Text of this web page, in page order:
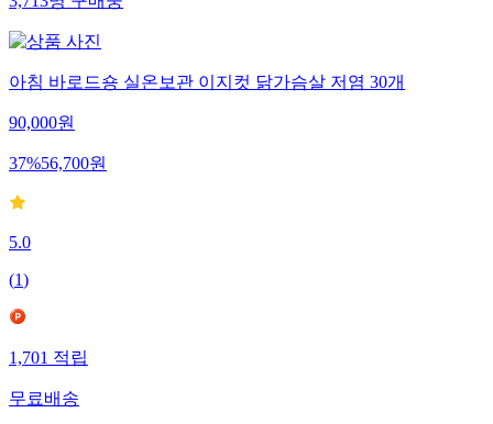
3,713명구매중
아침 바로드숑 실온보관 이지컷 닭가슴살 저염 30개
90,000원
37%56,700원
5.0
(1)
1,701적립
무료배송